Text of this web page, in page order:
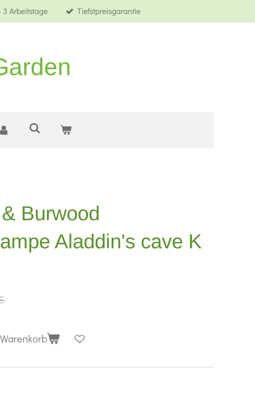
3 Arbeitstage Tiefstpreisgarantie
Burwood
Aladdin's cave K